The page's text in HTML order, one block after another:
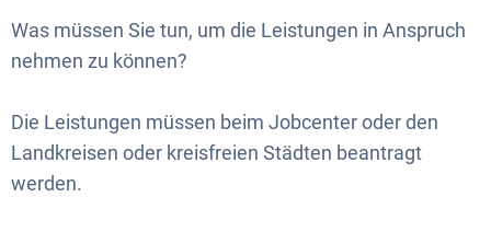
Was müssen Sie tun, um die Leistungen in Anspruch
nehmen zu können?
Die Leistungen müssen beim Jobcenter oder den
Landkreisen oder kreisfreien Städten beantragt
werden.